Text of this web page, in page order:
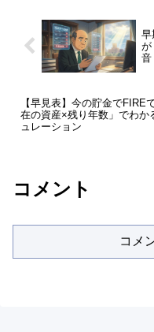
早
が
音
【早見表】今の貯金でFIRE
在の資産×残り年数」でわか
ュレーション
コメント
コメ